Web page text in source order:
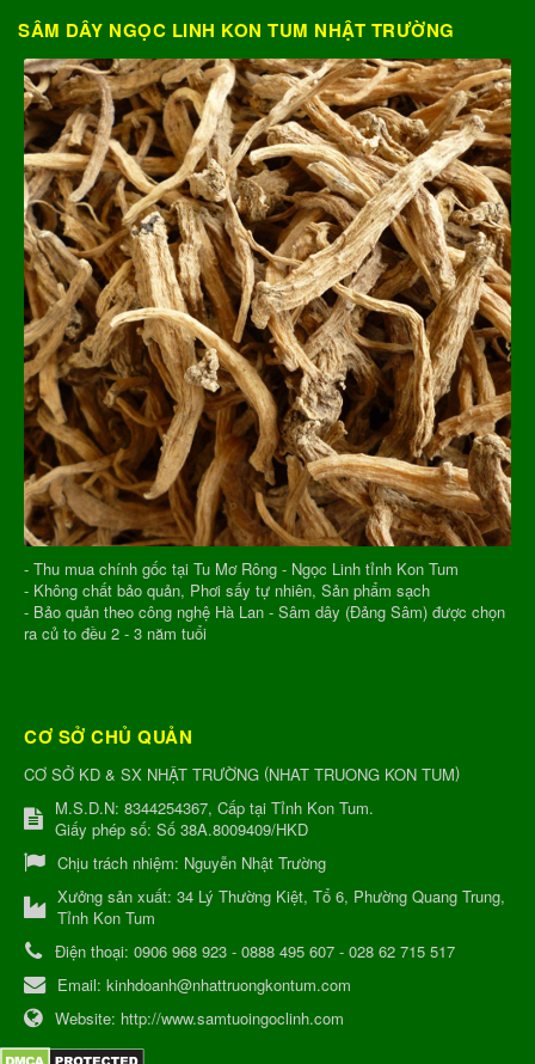
SÂM DÂY NGỌC LINH KON TUM NHẬT TRƯỜNG
- Thu mua chính gốc tại Tu Mơ Rông - Ngọc Linh tỉnh Kon Tum
- Không chất bảo quản, Phơi sấy tự nhiên, Sản phẩm sạch
- Bảo quản theo công nghệ Hà Lan - Sâm dây (Đảng Sâm) được chọn
ra củ to đều 2 - 3 năm tuổi
CƠ SỞ CHỦ QUẢN
CƠ SỞ KD & SX NHẬT TRƯỜNG (NHAT TRUONG KON TUM)
M.S.D.N: 8344254367, Cấp tại Tỉnh Kon Tum.
Giấy phép số: Số 38A.8009409/HKD
Chịu trách nhiệm: Nguyễn Nhật Trường
Xưởng sản xuất: 34 Lý Thường Kiệt, Tổ 6, Phường Quang Trung,
Tỉnh Kon Tum
Điện thoại: 0906 968 923 - 0888 495 607 - 028 62 715 517
Email: kinhdoanh@nhattruongkontum.com
Website: http://www.samtuoingoclinh.com